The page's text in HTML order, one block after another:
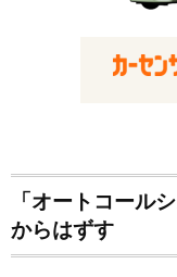
「オートコール
からはずす